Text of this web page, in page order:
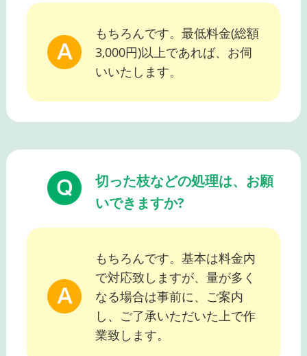
もちろんです。最低料金(総額
3,000円)以上であれば、お伺
いいたします。
切った枝などの処理は、お願
いできますか?
もちろんです。基本は料金内
で対応致しますが、量が多く
なる場合は事前に、ご案内
し、ご了承いただいた上で作
業致します。